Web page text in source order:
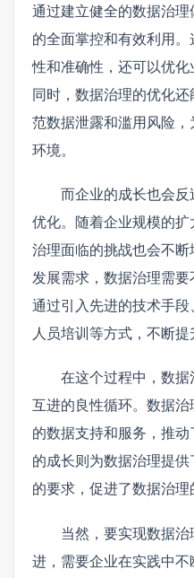
通过建立健全的数据治
的全面掌控和有效利用
性和准确性，还可以优化
同时，数据治理的优化
范数据泄露和滥用风险
环境。
而企业的成长也会
优化。随着企业规模的
治理面临的挑战也会不
发展需求，数据治理需
通过引入先进的技术手
人员培训等方式，不断提
在这个过程中，数
互进的良性循环。数据
的数据支持和服务，推
的成长则为数据治理提
的要求，促进了数据治理
当然，要实现数据
进，需要企业在实践中